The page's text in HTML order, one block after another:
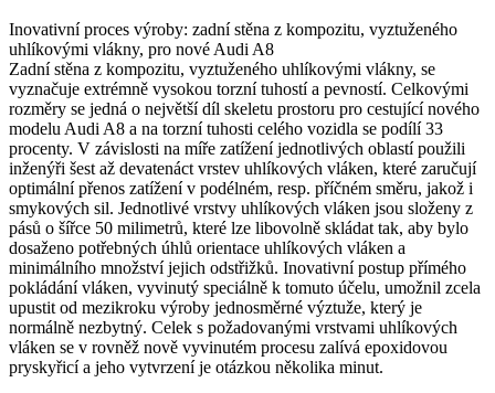
Inovativní proces výroby: zadní stěna z kompozitu, vyztuženého
uhlíkovými vlákny, pro nové Audi A8
Zadní stěna z kompozitu, vyztuženého uhlíkovými vlákny, se
vyznačuje extrémně vysokou torzní tuhostí a pevností. Celkovými
rozměry se jedná o největší díl skeletu prostoru pro cestující nového
modelu Audi A8 a na torzní tuhosti celého vozidla se podílí 33
procenty. V závislosti na míře zatížení jednotlivých oblastí použili
inženýři šest až devatenáct vrstev uhlíkových vláken, které zaručují
optimální přenos zatížení v podélném, resp. příčném směru, jakož i
smykových sil. Jednotlivé vrstvy uhlíkových vláken jsou složeny z
pásů o šířce 50 milimetrů, které lze libovolně skládat tak, aby bylo
dosaženo potřebných úhlů orientace uhlíkových vláken a
minimálního množství jejich odstřižků. Inovativní postup přímého
pokládání vláken, vyvinutý speciálně k tomuto účelu, umožnil zcela
upustit od mezikroku výroby jednosměrné výztuže, který je
normálně nezbytný. Celek s požadovanými vrstvami uhlíkových
vláken se v rovněž nově vyvinutém procesu zalívá epoxidovou
pryskyřicí a jeho vytvrzení je otázkou několika minut.